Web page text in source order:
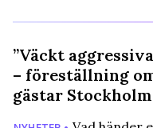
”Väckt
– föreställning
gästar Stockholm